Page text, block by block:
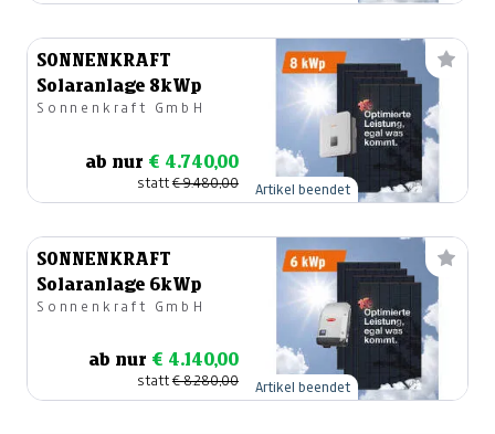
SONNENKRAFT
Solaranlage 8kWp
Sonnenkraft GmbH
ab nur € 4.740,00
statt€ 9.480,00 Artikel beendet
SONNENKRAFT
Solaranlage 6kWp
Sonnenkraft GmbH
ab nur € 4.140,00
statt€ 8.280,00 Artikel beendet